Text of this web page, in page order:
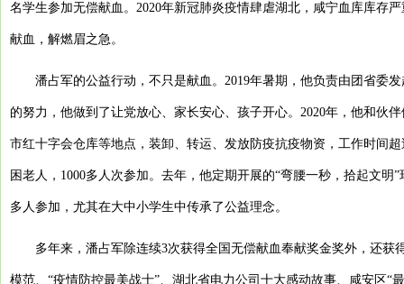
名学生参加无偿献血。2020年新冠肺炎疫情肆虐湖北，咸宁血库库存
献血，解燃眉之急。
潘占军的公益行动，不只是献血。2019年暑期，他负责由团省委
的努力，他做到了让党放心、家长安心、孩子开心。2020年，他和伙
市红十字会仓库等地点，装卸、转运、发放防疫抗疫物资，工作时间
困老人，1000多人次参加。去年，他定期开展的“弯腰一秒，拾起文
多人参加，尤其在大中小学生中传承了公益理念。
多年来，潘占军除连续3次获得全国无偿献血奉献奖金奖外，还
模范、“疫情防控最美战士”、湖北省电力公司十大感动故事、咸安区“